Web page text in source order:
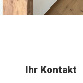
Ihr Kontakt